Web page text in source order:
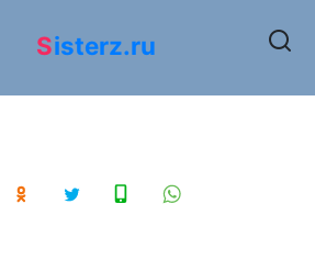
Sisterz.ru